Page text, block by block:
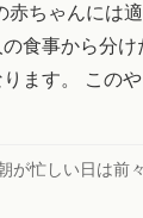
赤ちゃんには
食事から分
ます。 この
が忙しい日は前